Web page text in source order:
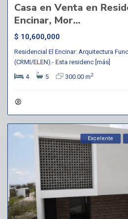
Casa en Venta en
Encinar, Mor...
$ 10,600,000
Residencial El Encinar: Arquitectura
(CRMI/ELEN).- Esta residenc [más]
4
5 300.00 m2
Excelente